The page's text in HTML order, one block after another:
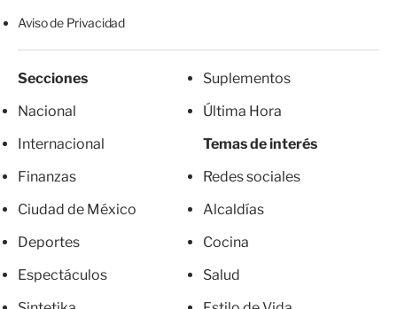
Aviso de Privacidad
Secciones
Nacional
Internacional
Finanzas
Ciudad de México
Deportes
Espectáculos
Suplementos
Última Hora
Temas de interés
Redes sociales
Alcaldías
Cocina
Salud